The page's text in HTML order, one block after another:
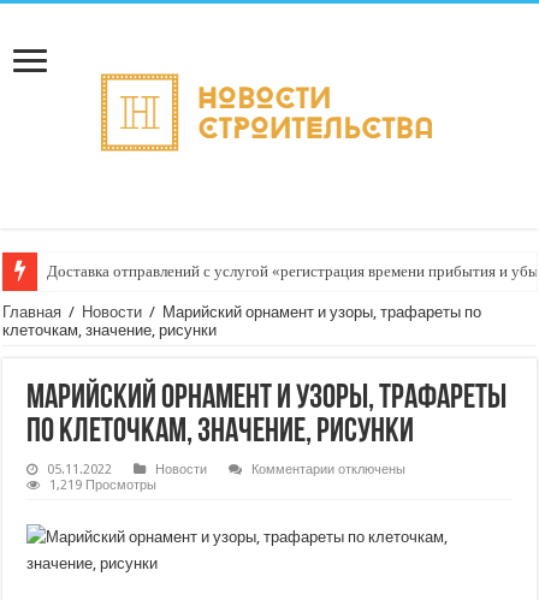
Доставка отправлений с услугой «регистрация времени прибытия и
Главная / Новости / Марийский орнамент и узоры, трафареты по
клеточкам, значение, рисунки
Марийский орнамент и узоры, трафареты
по клеточкам, значение, рисунки
05.11.2022 Новости Комментариик
и
узоры,
отключены
1,219 Просмотры